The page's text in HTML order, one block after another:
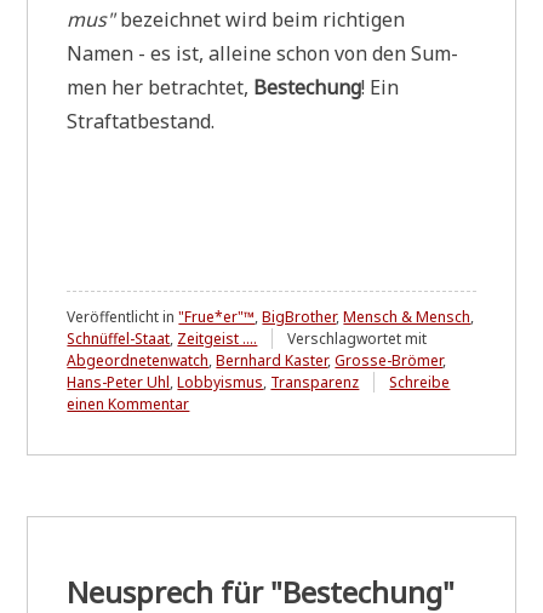
mus"bezeich­net wird beim rich­ti­gen
Namen - es ist, allei­ne schon von den Sum­
men her betrach­tet, Bestechung! Ein
Straftatbestand.
Veröffentlicht in"Frue*er"™,BigBrother,Mensch & Mensch,
Schnüffel-Staat, Zeitgeist ....
Verschlagwortet mit
Abgeordnetenwatch,Bernhard Kaster,Grosse-Brömer,
Hans-Peter Uhl,Lobbyismus, Transparenz
Schreibe
einen Kommentarzu
Neusprech für "Bestechung"